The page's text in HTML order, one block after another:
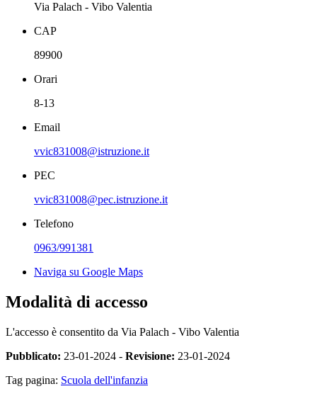
Via Palach - Vibo Valentia
CAP
89900
Orari
8-13
Email
vvic831008@istruzione.it
PEC
vvic831008@pec.istruzione.it
Telefono
0963/991381
Naviga su Google Maps
Modalità di accesso
L'accesso è consentito da Via Palach - Vibo Valentia
Pubblicato: 23-01-2024 - Revisione: 23-01-2024
Tag pagina: Scuola dell'infanzia